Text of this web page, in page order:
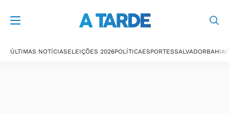
ÚLTIMAS NOTÍCIASELEIÇÕES 2026POLÍTICAESPORTESSALVADORBAHIA